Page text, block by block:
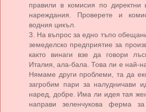
правили в комисия по директни
нареждания. Проверете и
водния цикъл.
3. На въпрос за едно тъпо
земеделско предприятие за
както винаги взе да говори
Италия, ала-бала. Това ли е най-
Нямаме други проблеми, та да
загробим пари за налудничави
наред, добре. Има ли идея тая
направи зеленчукова ферма